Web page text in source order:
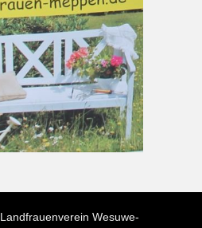
Landfrauenverein Wesuwe-